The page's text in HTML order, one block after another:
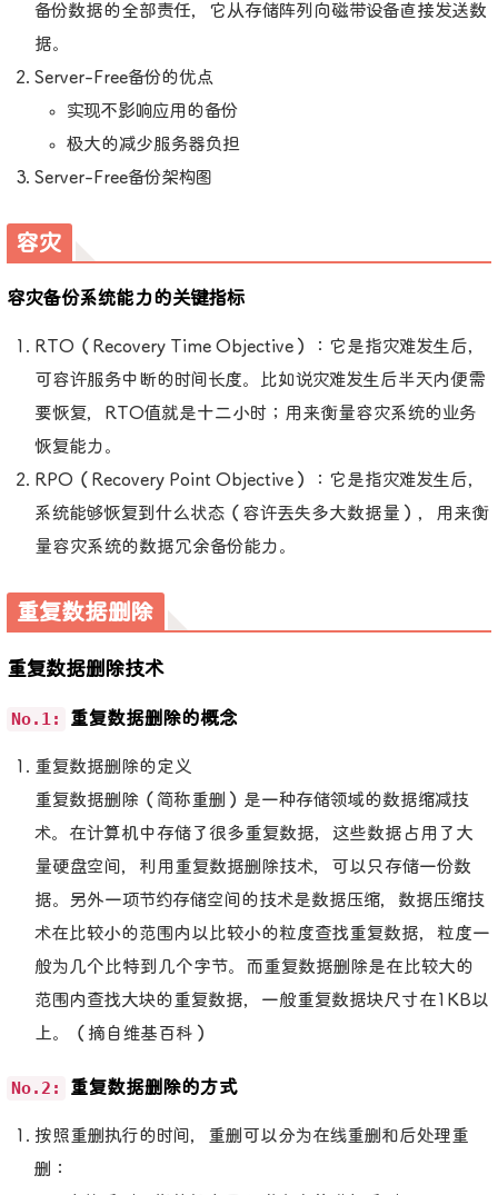
备份数据的全部责任，它从存储阵列向磁带设备直接发送数
据。
Server-Free备份的优点
实现不影响应用的备份
极大的减少服务器负担
Server-Free备份架构图
容灾
容灾备份系统能力的关键指标
RTO（Recovery Time Objective）：它是指灾难发生后，
可容许服务中断的时间长度。比如说灾难发生后半天内便需
要恢复，RTO值就是十二小时；用来衡量容灾系统的业务
恢复能力。
RPO（Recovery Point Objective）：它是指灾难发生后，
系统能够恢复到什么状态（容许丢失多大数据量），用来衡
量容灾系统的数据冗余备份能力。
重复数据删除
重复数据删除技术
No.1: 重复数据删除的概念
重复数据删除的定义
重复数据删除（简称重删）是一种存储领域的数据缩减技
术。在计算机中存储了很多重复数据，这些数据占用了大
量硬盘空间，利用重复数据删除技术，可以只存储一份数
据。另外一项节约存储空间的技术是数据压缩，数据压缩技
术在比较小的范围内以比较小的粒度查找重复数据，粒度一
般为几个比特到几个字节。而重复数据删除是在比较大的
范围内查找大块的重复数据，一般重复数据块尺寸在1KB以
上。（摘自维基百科）
No.2: 重复数据删除的方式
按照重删执行的时间，重删可以分为在线重删和后处理重
删：